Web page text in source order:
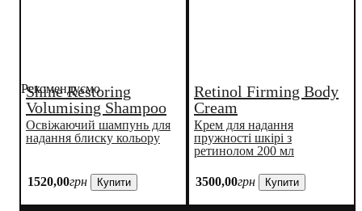
Рекомендуємо
Shine Restoring
Volumising Shampoo
Освіжаючий шампунь для
надання блиску кольору
1520,00грн Купити
Retinol Firming Body
Cream
Крем для надання
пружності шкірі з
ретинолом 200 мл
3500,00грн Купити